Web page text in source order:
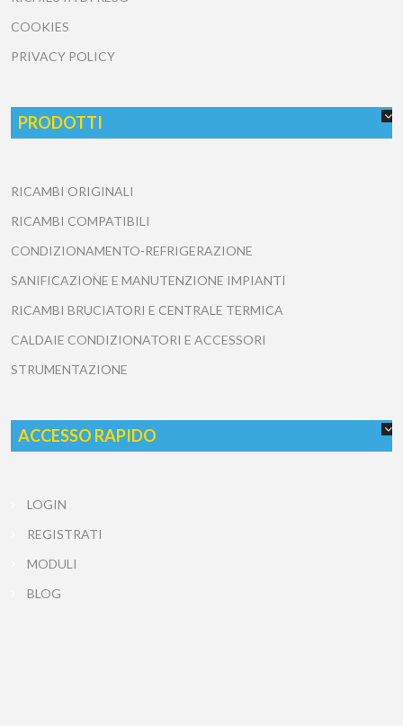
COOKIES
PRIVACY POLICY
PRODOTTI
RICAMBI ORIGINALI
RICAMBI COMPATIBILI
CONDIZIONAMENTO-REFRIGERAZIONE
SANIFICAZIONE E MANUTENZIONE IMPIANTI
RICAMBI BRUCIATORI E CENTRALE TERMICA
CALDAIE CONDIZIONATORI E ACCESSORI
STRUMENTAZIONE
ACCESSO RAPIDO
LOGIN
REGISTRATI
MODULI
BLOG